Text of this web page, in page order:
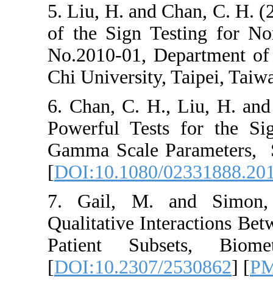
5. ‎Liu‎, ‎H‎. ‎and
of the Sign
No.2010-01‎,
Chi University‎,
6. ‎Chan‎, ‎C‎. ‎H.‎,
Powerful Tests
Gamma Scale
[DOI:10.1080/
7. ‎Gail‎, ‎M‎.
Qualitative
Patient
[DOI:10.2307/